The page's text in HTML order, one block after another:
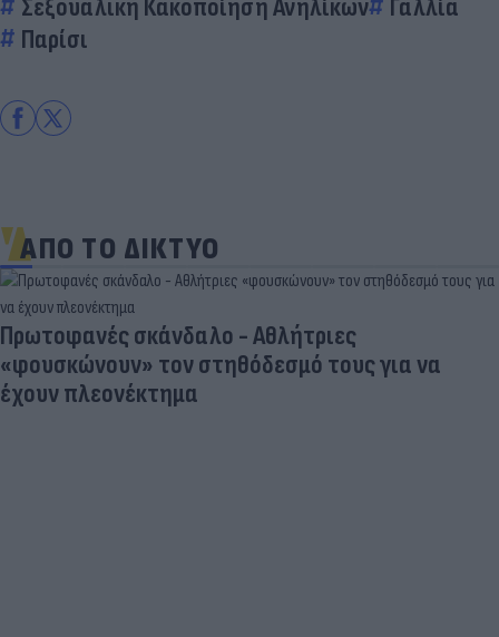
Σεξουαλική Κακοποίηση Ανηλίκων
Γαλλία
Παρίσι
ΑΠΟ ΤΟ ΔΙΚΤΥΟ
Πρωτοφανές σκάνδαλο - Aθλήτριες
«φουσκώνουν» τον στηθόδεσμό τους για να
έχουν πλεονέκτημα